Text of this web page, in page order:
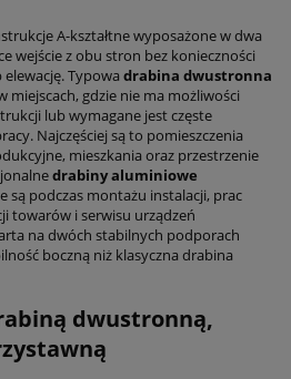
A-kształtne wyposażone w dwa
wejście z obu stron bez konieczności
Typowa drabina dwustronna
miejscach, gdzie nie ma możliwości
lub wymagane jest częste
Najczęściej są to pomieszczenia
mieszkania oraz przestrzenie
drabiny aluminiowe
są podczas montażu instalacji, prac
towarów i serwisu urządzeń
na dwóch stabilnych podporach
boczną niż klasyczna drabina
dwustronną,